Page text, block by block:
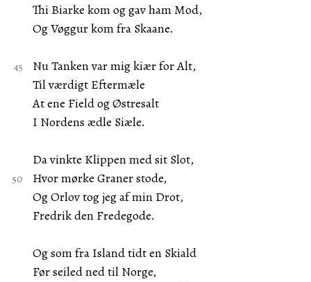
Thi Biarke kom og gav ham Mod,
Og Vøggur kom fra Skaane.
Nu Tanken var mig kiær for Alt,
Til værdigt Eftermæle
At ene Field og Østresalt
I Nordens ædle Siæle.
Da vinkte Klippen med sit Slot,
Hvor mørke Graner stode,
Og Orlov tog jeg af min Drot,
Fredrik den Fredegode.
Og som fra Island tidt en Skiald
Før seiled ned til Norge,